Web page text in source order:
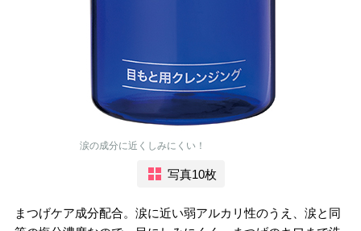
涙の成分に近くしみにくい！
写真10枚
まつげケア成分配合。涙に近い弱アルカリ性のうえ、涙と同